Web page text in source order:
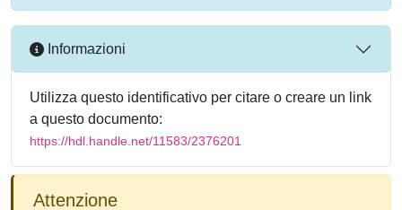
Informazioni
Utilizza questo identificativo per citare o creare un link
a questo documento:
https://hdl.handle.net/11583/2376201
Attenzione